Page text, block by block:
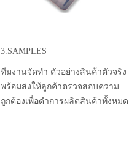
3.SAMPLES
ทีมงานจัดทำ ตัวอย่างสินค้าตัวจริง
พร้อมส่งให้ลูกค้าตรวจสอบความ
ถูกต้องเพื่อดำการผลิตสินค้าทั้งหมด